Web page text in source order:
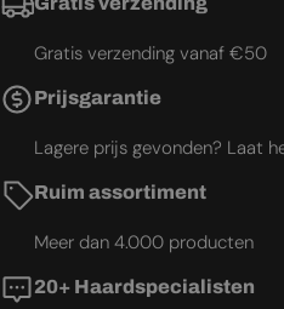
Gratis verzending vanaf €50
Prijsgarantie
Lagere prijs gevonden? Laat
Ruim assortiment
Meer dan 4.000 producten
20+ Haardspecialisten